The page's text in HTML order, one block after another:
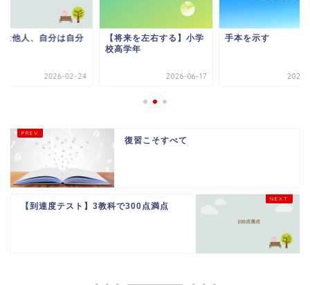
は他人、自分は自分
2026-02-24
【将来を左右する】小学
校高学年
2026-06-17
手本を示す
2025-
復習こそすべて
【到達度テスト】3教科で300点満点